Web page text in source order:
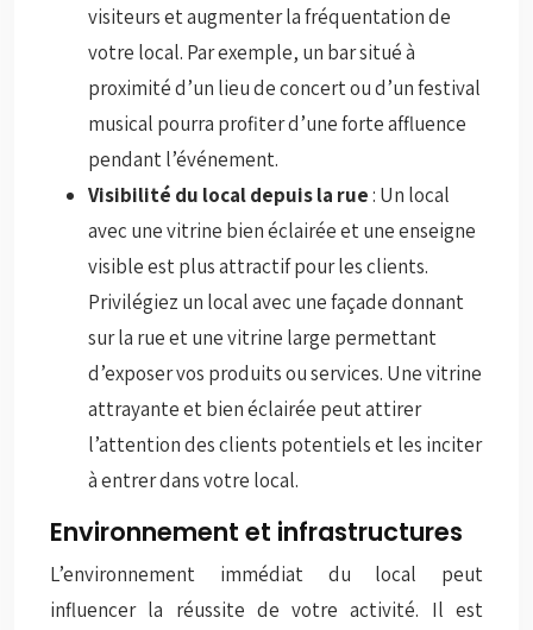
visiteurs et augmenter la fréquentation de
votre local. Par exemple, un bar situé à
proximité d’un lieu de concert ou d’un festival
musical pourra profiter d’une forte affluence
pendant l’événement.
Visibilité du local depuis la rue: Un local
avec une vitrine bien éclairée et une enseigne
visible est plus attractif pour les clients.
Privilégiez un local avec une façade donnant
sur la rue et une vitrine large permettant
d’exposer vos produits ou services. Une vitrine
attrayante et bien éclairée peut attirer
l’attention des clients potentiels et les inciter
à entrer dans votre local.
Environnement et infrastructures
L’environnement immédiat du local peut
influencer la réussite de votre activité. Il est